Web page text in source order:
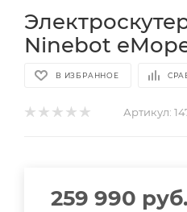
Ninebot
В ИЗБРАННОЕ
Артикул:
259 990 руб.